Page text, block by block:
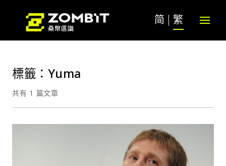
简 繁
標籤：Yuma
共有 1 篇文章